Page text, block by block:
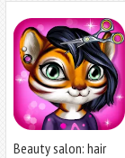
Beauty salon: hair